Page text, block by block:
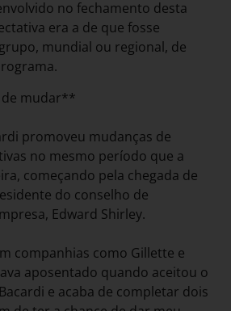
no fechamento desta
era a de que fosse
mundial ou regional, de
mudar**
promoveu mudanças de
no mesmo período que a
começando pela chegada de
do conselho de
Edward Shirley.
companhias como Gillette e
aposentado quando aceitou o
e acaba de completar dois